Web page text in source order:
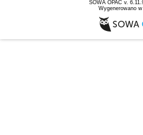
SOWA OPAC v.
Wygenerowano w